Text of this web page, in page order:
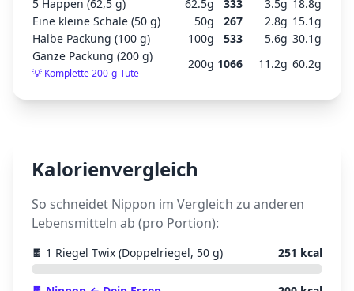
5 Happen (62,5 g) 62.5g 333 3.5g 18.8g
Eine kleine Schale (50 g)
50g 267 2.8g 15.1g
Halbe Packung (100 g)
100g 533 5.6g 30.1g
Ganze Packung (200 g)
💡 Komplette 200-g-Tüte
200g 1066 11.2g 60.2g
Kalorienvergleich
So schneidet Nippon im Vergleich zu anderen
Lebensmitteln ab (pro Portion):
🍫 1 Riegel Twix (Doppelriegel, 50 g) 251 kcal